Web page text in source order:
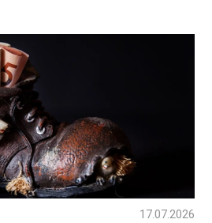
17.07.2026